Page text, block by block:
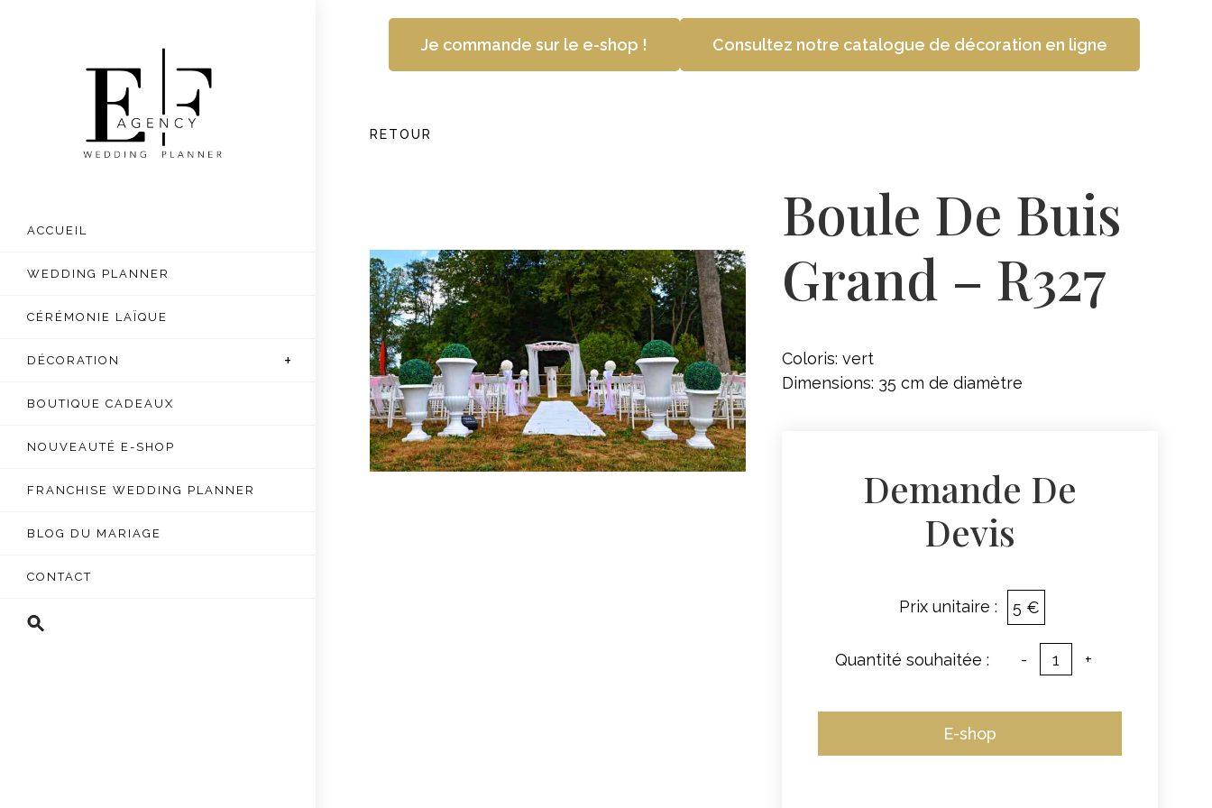
ACCUEIL
WEDDING PLANNER
CÉRÉMONIE LAÏQUE
DÉCORATION
BOUTIQUE CADEAUX
NOUVEAUTÉ E-SHOP
FRANCHISE WEDDING PLANNER
BLOG DU MARIAGE
CONTACT
Je commande sur le e-shop ! Consultez notre catalogue de décoration en ligne
RETOUR
Boule De Buis
Grand – R327
Coloris: vert
Dimensions: 35 cm de diamètre
Demande De
Devis
Prix unitaire : 5 €
Quantité souhaitée : - +
E-shop